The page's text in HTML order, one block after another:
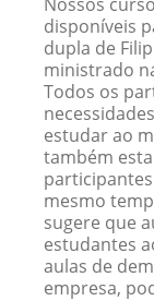
disponíveis
dupla de
ministrado
Todos os
estudar ao
também
mesmo
sugere que
estudantes
aulas de
empresa,